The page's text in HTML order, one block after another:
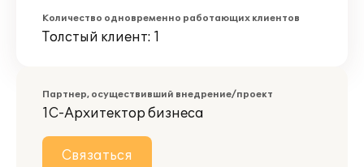
Количество одновременно работающих клиентов
Толстый клиент: 1
Партнер, осуществивший внедрение/проект
1С-Архитектор бизнеса
Связаться